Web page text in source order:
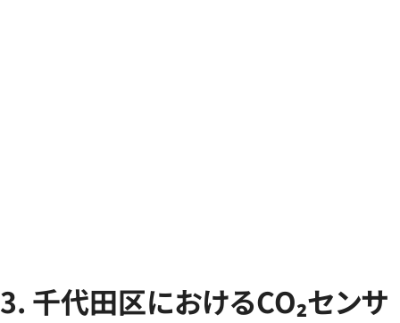
3. 千代田区におけるCO₂センサ